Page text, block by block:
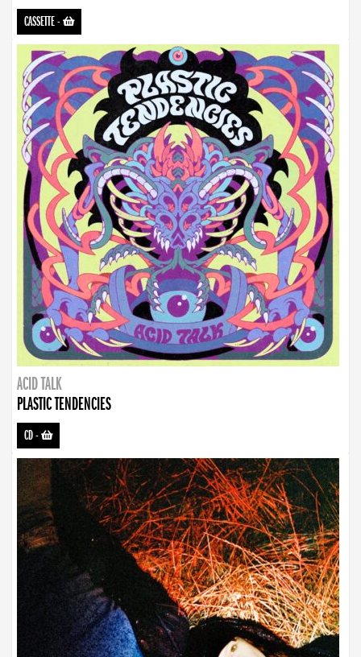
CASSETTE-
ACID TALK
PLASTIC TENDENCIES
CD-